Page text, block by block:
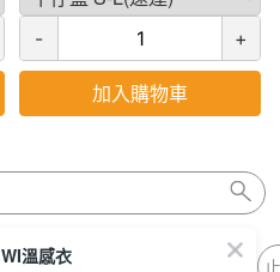
- +
加入購物車
痕褲 花邊 抗菌
溫感衣